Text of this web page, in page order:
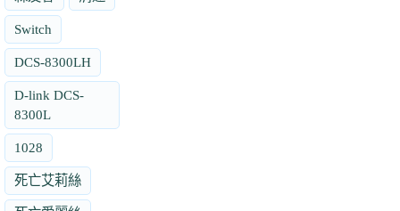
Switch
DCS-8300LH
D-link DCS-
8300L
1028
死亡艾莉絲